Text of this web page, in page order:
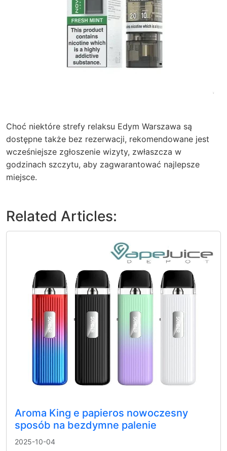
Choć niektóre strefy relaksu Edym Warszawa są
dostępne także bez rezerwacji, rekomendowane jest
wcześniejsze zgłoszenie wizyty, zwłaszcza w
godzinach szczytu, aby zagwarantować najlepsze
miejsce.
Related Articles:
Aroma King e papieros nowoczesny
sposób na bezdymne palenie
2025-10-04